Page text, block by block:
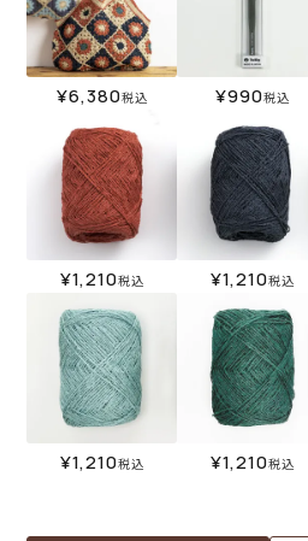
¥6,380税込 ¥990税込
¥1,210税込 ¥1,210税込
¥1,210税込 ¥1,210税込